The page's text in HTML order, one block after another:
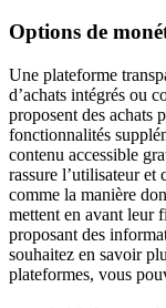
Options de
Une plateforme
d’achats intégrés ou
proposent des achats
fonctionnalités
contenu accessible
rassure l’utilisateur
comme la manière
mettent en avant leur
proposant des
souhaitez en savoir
plateformes, vous